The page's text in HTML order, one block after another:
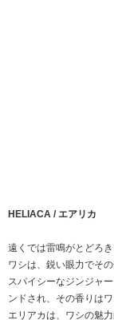
HELIACA / エアリカ
遠くでは雷鳴がとどろ
ワシは、鋭い眼力でそ
スパイシーなジンジャ
ンドされ、その香りは
エリアカは、ワシの魅